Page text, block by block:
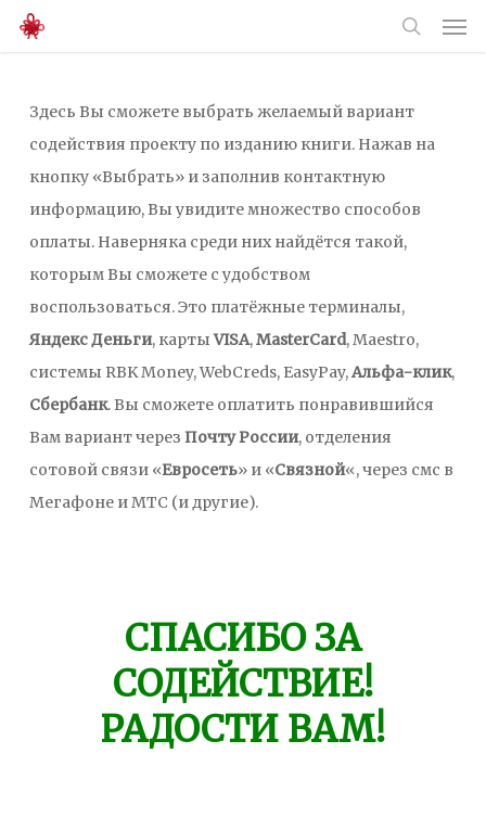
Skip
contentЗдесь Вы сможете выбрать желаемый вариант
содействия проекту по изданию книги. Нажав на
кнопку «Выбрать» и заполнив контактную
информацию, Вы увидите множество способов
оплаты. Наверняка среди них найдётся такой,
которым Вы сможете с удобством
воспользоваться. Это платёжные терминалы,
Яндекс Деньги, картыVISA,MasterCard, Maestro,
системы RBK Money, WebCreds, EasyPay,Альфа-клик,
Сбербанк. Вы сможете оплатить понравившийся
Вам вариант через Почту России, отделения
сотовой связи «Евросеть» и «Связной«, через смс в
Мегафоне и МТС (и другие).
СПАСИБО ЗА
СОДЕЙСТВИЕ!
РАДОСТИ ВАМ!